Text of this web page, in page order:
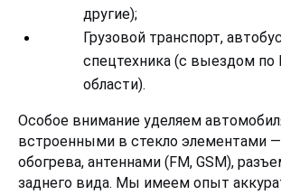
другие);
Грузовой транспорт,
спецтехника (с выездом
области).
Особое внимание уделяем
встроенными в стекло элементами
обогрева, антеннами (FM, GSM),
заднего вида. Мы имеем опыт